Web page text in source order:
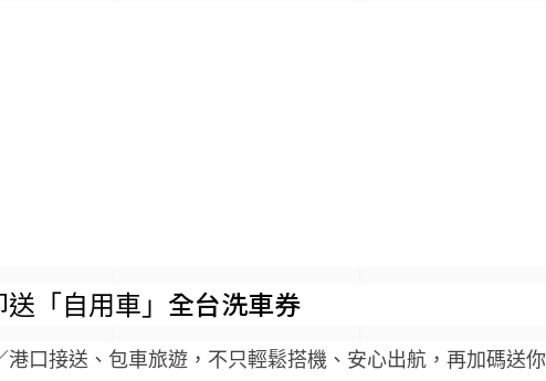
「自用車」 全台洗車券
港口接送、包車旅遊，不只輕鬆搭機、安心出航，再加碼送